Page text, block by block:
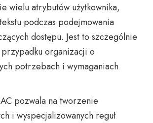
wielu atrybutów użytkownika,
podczas podejmowania
dostępu. Jest to szczególnie
organizacji o
potrzebach i wymaganiach
pozwala na tworzenie
i wyspecjalizowanych reguł